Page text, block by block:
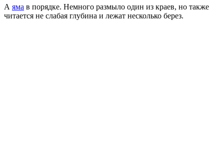
А яма в порядке. Немного размыло один из краев, но также
читается не слабая глубина и лежат несколько берез.